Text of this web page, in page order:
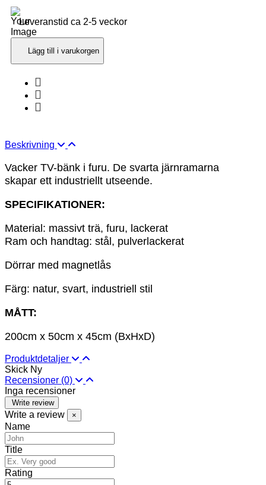
Leveranstid ca 2-5 veckor
Lägg till i varukorgen
Beskrivning
Vacker TV-bänk i furu. De svarta järnramarna
skapar ett industriellt utseende.
SPECIFIKATIONER:
Material: massivt trä, furu, lackerat
Ram och handtag: stål, pulverlackerat
Dörrar med magnetlås
Färg: natur, svart, industriell stil
MÅTT:
200cm x 50cm x 45cm (BxHxD)
Produktdetaljer
Skick Ny
Recensioner (0)
Inga recensioner
Write review
Write a review ×
Name
Title
Rating